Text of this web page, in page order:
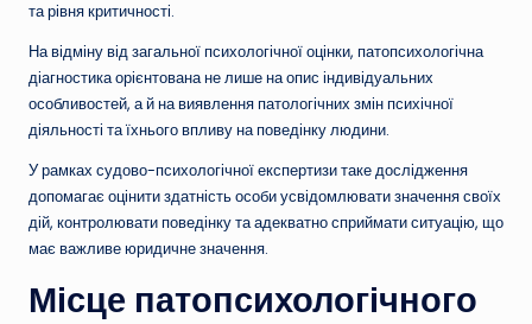
та рівня критичності.
На відміну від загальної психологічної оцінки, патопсихологічна
діагностика орієнтована не лише на опис індивідуальних
особливостей, а й на виявлення патологічних змін психічної
діяльності та їхнього впливу на поведінку людини.
У рамках судово-психологічної експертизи таке дослідження
допомагає оцінити здатність особи усвідомлювати значення своїх
дій, контролювати поведінку та адекватно сприймати ситуацію, що
має важливе юридичне значення.
Місце патопсихологічного